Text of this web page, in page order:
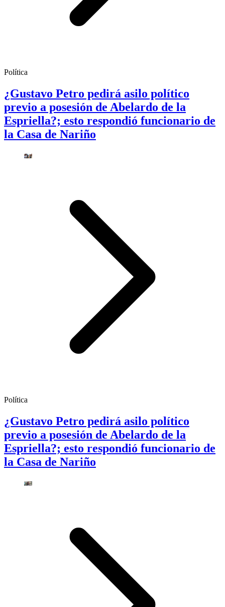
Política
¿Gustavo Petro pedirá asilo político
previo a posesión de Abelardo de la
Espriella?; esto respondió funcionario de
la Casa de Nariño
Política
¿Gustavo Petro pedirá asilo político
previo a posesión de Abelardo de la
Espriella?; esto respondió funcionario de
la Casa de Nariño